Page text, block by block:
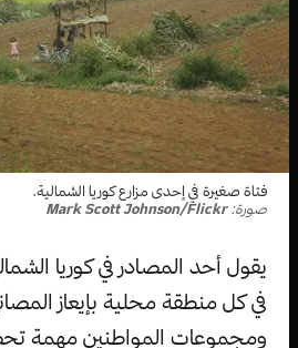
فتاة صغيرة في إحدى مزارع كوريا الشمالية.
صورة:Mark Scott Johnson/Flickr
يقول أحد المصادر في كوريا
في كل منطقة محلية بإيعاز
ومجموعات المواطنين مهمة